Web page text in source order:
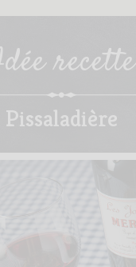
recette
Pissaladière